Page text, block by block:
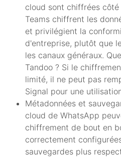
cloud sont chiffrées
Teams chiffrent les
et privilégient la
d'entreprise, plutôt que
les canaux généraux.
Tandoo ? Si le
limité, il ne peut pas
Signal pour une
Métadonnées et
cloud de WhatsApp
chiffrement de bout en
correctement
sauvegardes plus